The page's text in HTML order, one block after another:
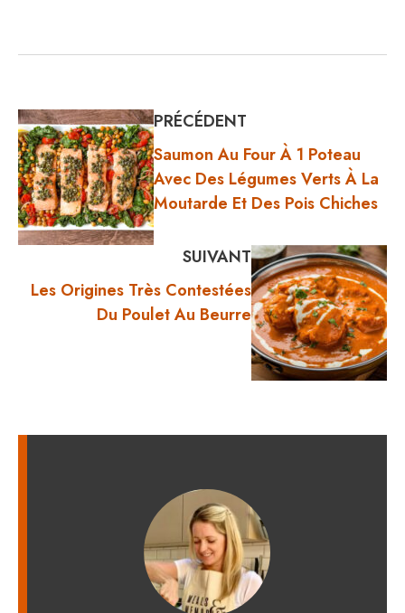
PRÉCÉDENT
Saumon Au Four À 1 Poteau
Avec Des Légumes Verts À La
Moutarde Et Des Pois Chiches
SUIVANT
Les Origines Très Contestées
Du Poulet Au Beurre